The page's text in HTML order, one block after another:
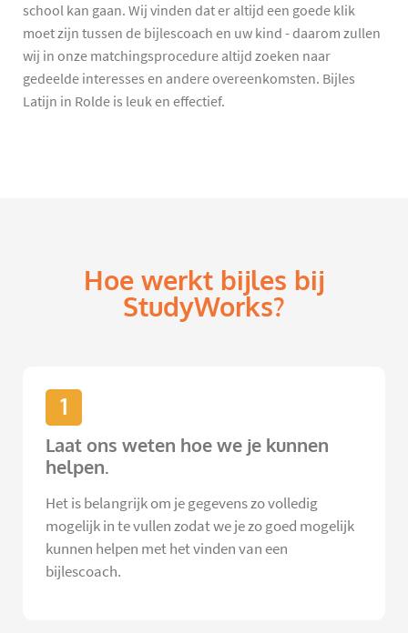
school kan gaan. Wij vinden dat er altijd een goede klik
moet zijn tussen de bijlescoach en uw kind - daarom zullen
wij in onze matchingsprocedure altijd zoeken naar
gedeelde interesses en andere overeenkomsten. Bijles
Latijn in Rolde is leuk en effectief.
Hoe werkt bijles bij
StudyWorks?
1
Laat ons weten hoe we je kunnen
helpen.
Het is belangrijk om je gegevens zo volledig
mogelijk in te vullen zodat we je zo goed mogelijk
kunnen helpen met het vinden van een
bijlescoach.